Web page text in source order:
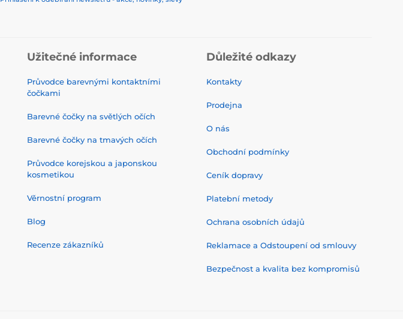
Užitečné informace
Průvodce barevnými kontaktními
čočkami
Barevné čočky na světlých očích
Barevné čočky na tmavých očích
Průvodce korejskou a japonskou
kosmetikou
Věrnostní program
Blog
Recenze zákazníků
Důležité odkazy
Kontakty
Prodejna
O nás
Obchodní podmínky
Ceník dopravy
Platební metody
Ochrana osobních údajů
Reklamace a Odstoupení od smlouvy
Bezpečnost a kvalita bez kompromisů